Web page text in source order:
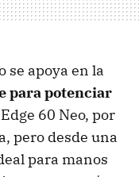
se apoya en la
para potenciar
60 Neo, por
pero desde una
para manos